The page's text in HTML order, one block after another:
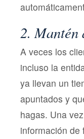
2. Mantén
A veces los
incluso la
ya llevan un
apuntados y
hagas. Una
información de